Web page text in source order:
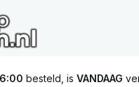
besteld, is VANDAAG